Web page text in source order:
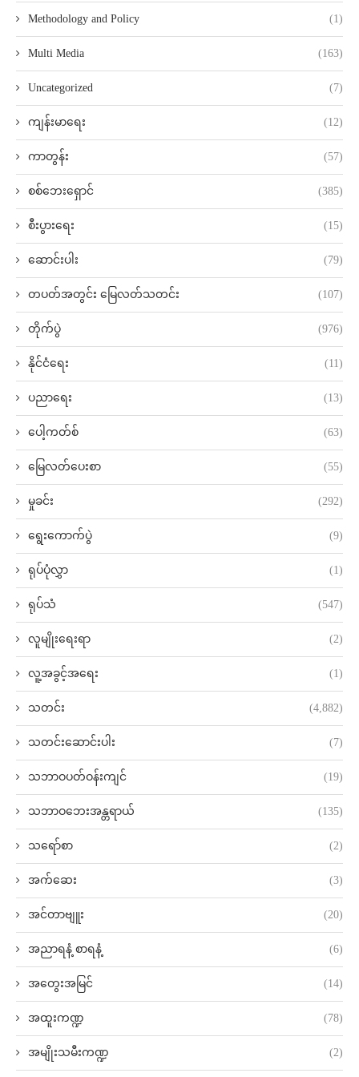
Methodology and Policy (1)
Multi Media (163)
Uncategorized (7)
ကျန်းမာရေး (12)
ကာတွန်း (57)
စစ်ဘေးရှောင် (385)
စီးပွားရေး (15)
ဆောင်းပါး (79)
တပတ်အတွင်း မြေလတ်သတင်း (107)
တိုက်ပွဲ (976)
နိုင်ငံရေး (11)
ပညာရေး (13)
ပေါ့ကတ်စ် (63)
မြေလတ်ပေးစာ (55)
မှုခင်း (292)
ရွေးကောက်ပွဲ (9)
ရုပ်ပုံလွှာ (1)
ရုပ်သံ (547)
လူမျိုးရေးရာ (2)
လူ့အခွင့်အရေး (1)
သတင်း (4,882)
သတင်းဆောင်းပါး (7)
သဘာဝပတ်ဝန်းကျင် (19)
သဘာဝဘေးအန္တရာယ် (135)
သရော်စာ (2)
အက်ဆေး (3)
အင်တာဗျူး (20)
အညာရနံ့ စာရနံ့ (6)
အတွေးအမြင် (14)
အထူးကဏ္ဍ (78)
အမျိုးသမီးကဏ္ဍ (2)